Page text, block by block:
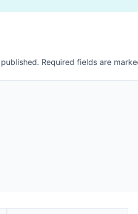
Required fields are